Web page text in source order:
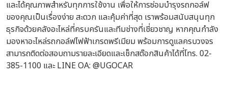
และได้คุณภาพสำหรับทุกการใช้งาน เพื่อให้การซ่อมบำรุงรถกอล์ฟ
ของคุณเป็นเรื่องง่าย สะดวก และคุ้มค่าที่สุด เราพร้อมสนับสนุนทุก
ธุรกิจด้วยคลังอะไหล่ที่ครบครันและทีมช่างที่เชี่ยวชาญ หากคุณกำลัง
มองหาอะไหล่รถกอล์ฟไฟฟ้าเกรดพรีเมียม พร้อมการดูแลครบวงจร
สามารถติดต่อสอบถามรายละเอียดและเช็กสต๊อกสินค้าได้ที่โทร. 02-
385-1100 และ LINE OA: @UGOCAR